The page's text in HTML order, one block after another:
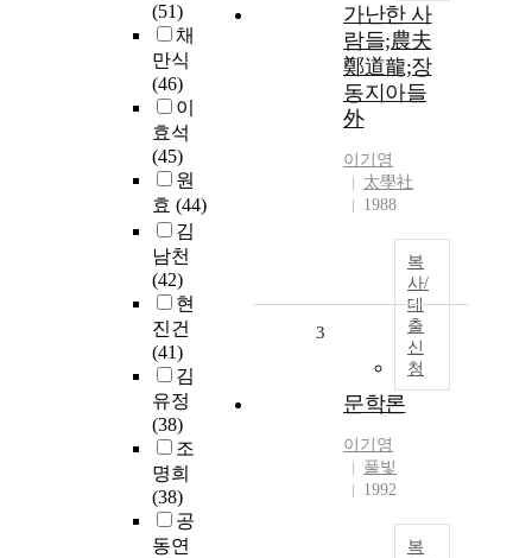
(51)
채
만식
(46)
이
효석
(45)
원
효 (44)
김
남천
(42)
현
진건
(41)
김
유정
(38)
조
명희
(38)
공
동연
가난한 사
람들;農夫
鄭道龍;장
동지아들
外
이기영
太學社
1988
복
사/
대
출
신
청
3
문학론
이기영
풀빛
1992
복